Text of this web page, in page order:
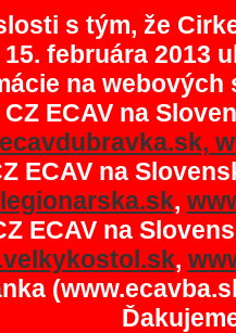
s tým, že
februára 2013
na
CZ ECAV na
ECAV na
,
ECAV na
,